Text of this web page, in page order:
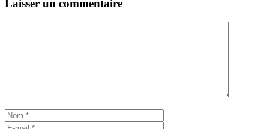
Laisser un commentaire
Nom
mail